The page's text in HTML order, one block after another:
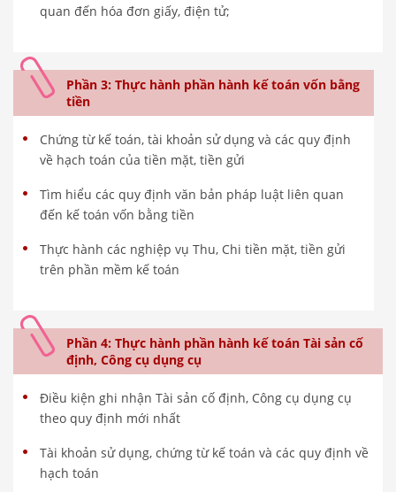
quan đến hóa đơn giấy, điện tử;
Phần 3: Thực hành phần hành kế toán vốn bằng
tiền
Chứng từ kế toán, tài khoản sử dụng và các quy định
về hạch toán của tiền mặt, tiền gửi
Tìm hiểu các quy định văn bản pháp luật liên quan
đến kế toán vốn bằng tiền
Thực hành các nghiệp vụ Thu, Chi tiền mặt, tiền gửi
trên phần mềm kế toán
Phần 4: Thực hành phần hành kế toán Tài sản cố
định, Công cụ dụng cụ
Điều kiện ghi nhận Tài sản cố định, Công cụ dụng cụ
theo quy định mới nhất
Tài khoản sử dụng, chứng từ kế toán và các quy định về
hạch toán